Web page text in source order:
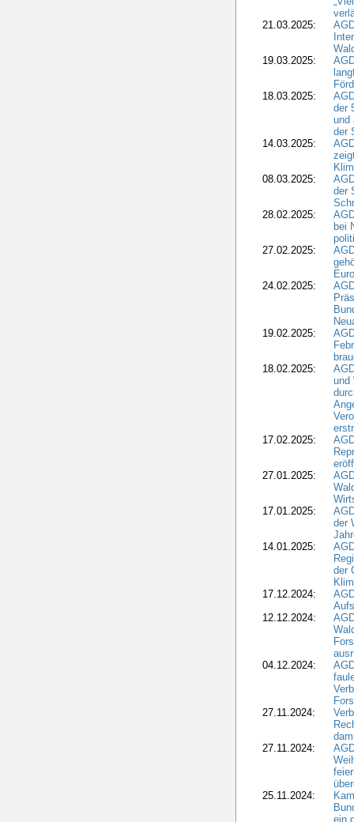
21.03.2025:
19.03.2025:
18.03.2025:
der
und
der
14.03.2025:
08.03.2025:
der
28.02.2025:
bei
27.02.2025:
24.02.2025:
19.02.2025:
18.02.2025:
und
17.02.2025:
27.01.2025:
17.01.2025:
der
14.01.2025:
der
17.12.2024:
12.12.2024:
04.12.2024:
27.11.2024:
27.11.2024:
25.11.2024:
ein